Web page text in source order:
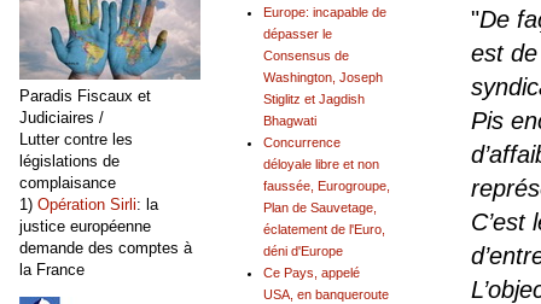
"De
est
Pis
C’est
Europe: incapable de
dépasser le
Consensus de
Washington, Joseph
Stiglitz et Jagdish
Bhagwati
Concurrence
déloyale libre et non
faussée, Eurogroupe,
Plan de Sauvetage,
éclatement de l'Euro,
déni d'Europe
Ce Pays, appelé
USA, en banqueroute
Paradis Fiscaux et
Judiciaires /
Lutter contre les
législations de
complaisance
1) Opération Sirli: la
justice européenne
demande des comptes à
la France